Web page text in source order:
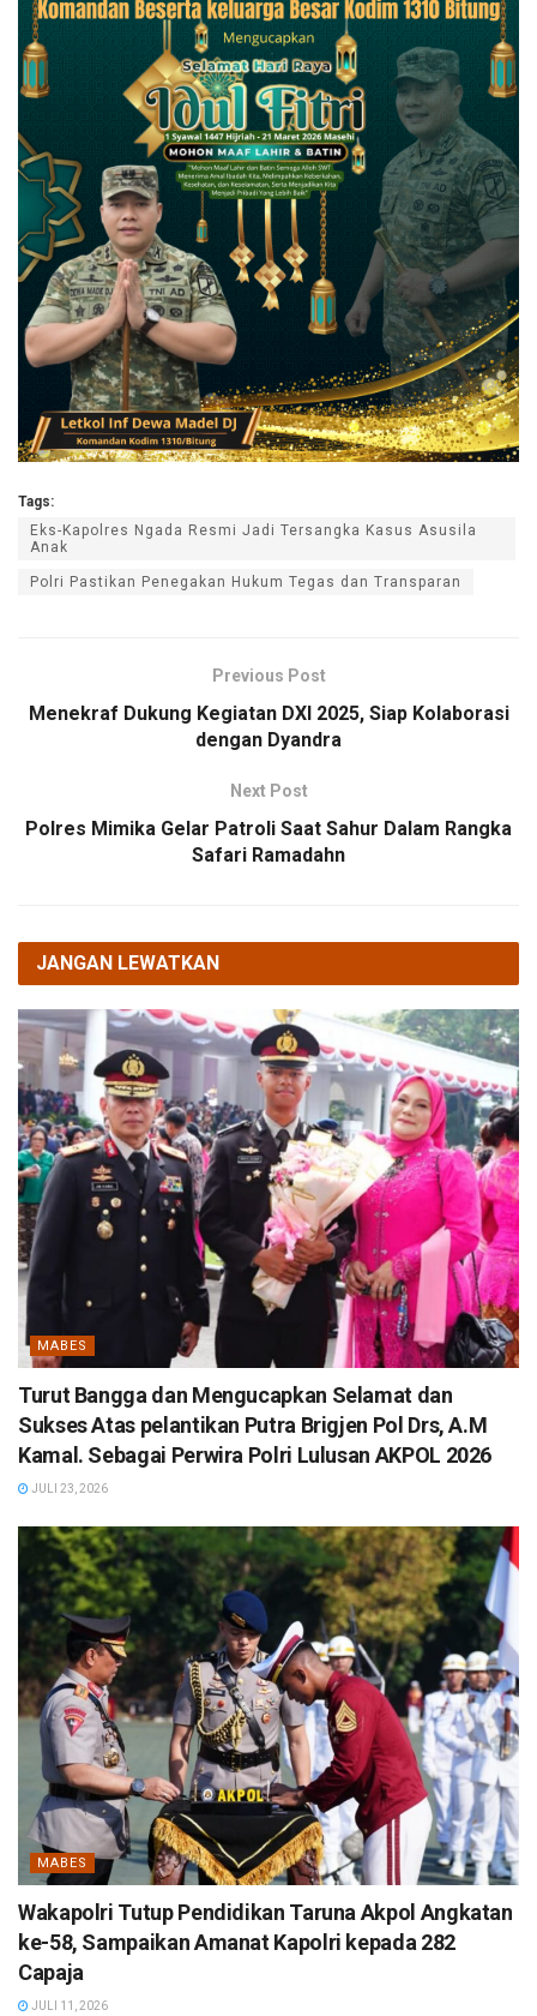
Tags:
Eks-Kapolres Ngada Resmi Jadi Tersangka Kasus Asusila
Anak
Polri Pastikan Penegakan Hukum Tegas dan Transparan
Previous Post
Menekraf Dukung Kegiatan DXI 2025, Siap Kolaborasi
dengan Dyandra
Next Post
Polres Mimika Gelar Patroli Saat Sahur Dalam Rangka
Safari Ramadahn
JANGAN LEWATKAN
MABES
Turut Bangga dan Mengucapkan Selamat dan
Sukses Atas pelantikan Putra Brigjen Pol Drs, A.M
Kamal. Sebagai Perwira Polri Lulusan AKPOL 2026
JULI 23, 2026
MABES
Wakapolri Tutup Pendidikan Taruna Akpol Angkatan
ke-58, Sampaikan Amanat Kapolri kepada 282
Capaja
JULI 11, 2026